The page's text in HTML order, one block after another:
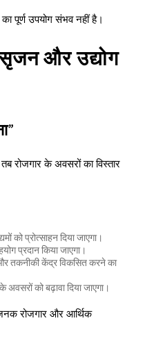
पूर्ण उपयोग संभव नहीं है।
और उद्योग
रोजगार के अवसरों का विस्तार
को प्रोत्साहन दिया जाएगा।
प्रदान किया जाएगा।
तकनीकी केंद्र विकसित करने का
को बढ़ावा दिया जाएगा।
रोजगार और आर्थिक